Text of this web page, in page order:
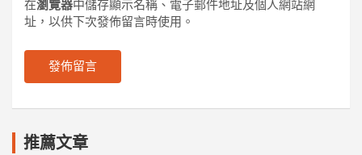
在瀏覽器中儲存顯示名稱、電子郵件地址及個人網站網
址，以供下次發佈留言時使用。
推薦文章